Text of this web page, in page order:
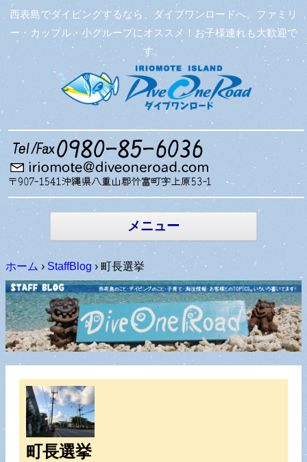
西表島でダイビングするなら、ダイブワンロードへ。ファミリ
ー・カップル・小グループにオススメ！お子様連れも大歓迎で
す。
メニュー
コンテン
ホーム › StaffBlog › 町長選挙
町長選挙